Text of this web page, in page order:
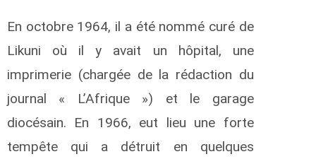
En octobre 1964, il a été nommé curé de
Likuni où il y avait un hôpital, une
imprimerie (chargée de la rédaction du
journal « L’Afrique ») et le garage
diocésain. En 1966, eut lieu une forte
tempête qui a détruit en quelques